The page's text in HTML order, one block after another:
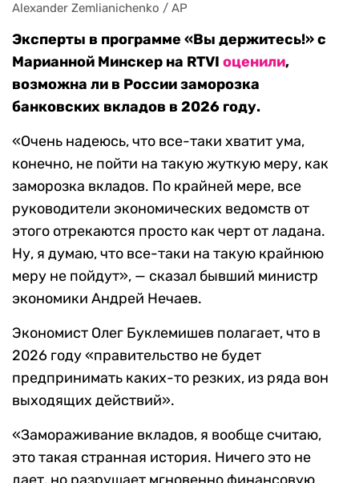
Alexander Zemlianichenko / AP
Эксперты в программе «Вы держитесь!» с
Марианной Минскер на RTVI оценили,
возможна ли в России заморозка
банковских вкладов в 2026 году.
«Очень надеюсь, что все-таки хватит ума,
конечно, не пойти на такую жуткую меру, как
заморозка вкладов. По крайней мере, все
руководители экономических ведомств от
этого отрекаются просто как черт от ладана.
Ну, я думаю, что все-таки на такую крайнюю
меру не пойдут», — сказал бывший министр
экономики Андрей Нечаев.
Экономист Олег Буклемишев полагает, что в
2026 году «правительство не будет
предпринимать каких-то резких, из ряда вон
выходящих действий».
«Замораживание вкладов, я вообще считаю,
это такая странная история. Ничего это не